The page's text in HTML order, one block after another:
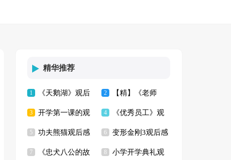
精华推荐
1 《天鹅湖》观后
感(6篇)
2 【精】《老师
好》观后感
3 开学第一课的观
后感
4 《优秀员工》观
后感
5 功夫熊猫观后感
(精选15篇)
6 变形金刚3观后感
7 《忠犬八公的故 8 小学开学典礼观